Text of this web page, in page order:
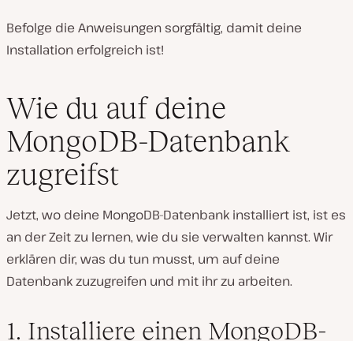
Befolge die Anweisungen sorgfältig, damit deine
Installation erfolgreich ist!
Wie du auf deine
MongoDB-Datenbank
zugreifst
Jetzt, wo deine MongoDB-Datenbank installiert ist, ist es
an der Zeit zu lernen, wie du sie verwalten kannst. Wir
erklären dir, was du tun musst, um auf deine
Datenbank zuzugreifen und mit ihr zu arbeiten.
1. Installiere einen MongoDB-